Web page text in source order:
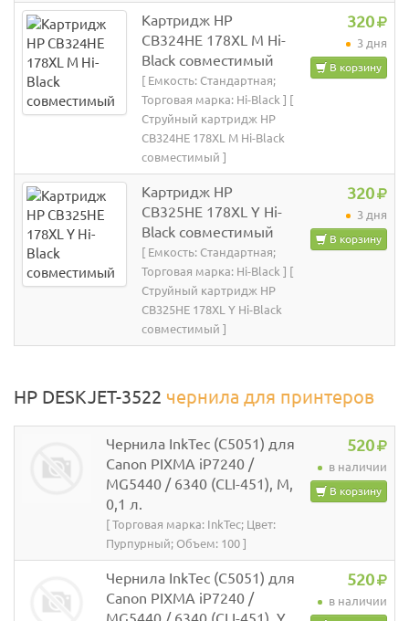
Картридж HP
CB324HE 178XL M Hi-
Black совместимый
[ Емкость: Стандартная;
Торговая марка: Hi-Black ] [
Струйный картридж HP
CB324HE 178XL M Hi-Black
совместимый ]
320
3 дня
В корзину
Картридж HP
CB325HE 178XL Y Hi-
Black совместимый
[ Емкость: Стандартная;
Торговая марка: Hi-Black ] [
Струйный картридж HP
CB325HE 178XL Y Hi-Black
совместимый ]
320
3 дня
В корзину
HP DESKJET-3522 чернила для принтеров
Чернила InkTec (C5051) для
Canon PIXMA iP7240 /
MG5440 / 6340 (CLI-451), M,
0,1 л.
[ Торговая марка: InkTec; Цвет:
Пурпурный; Объем: 100 ]
520
в наличии
В корзину
Чернила InkTec (C5051) для
Canon PIXMA iP7240 /
520
в наличии